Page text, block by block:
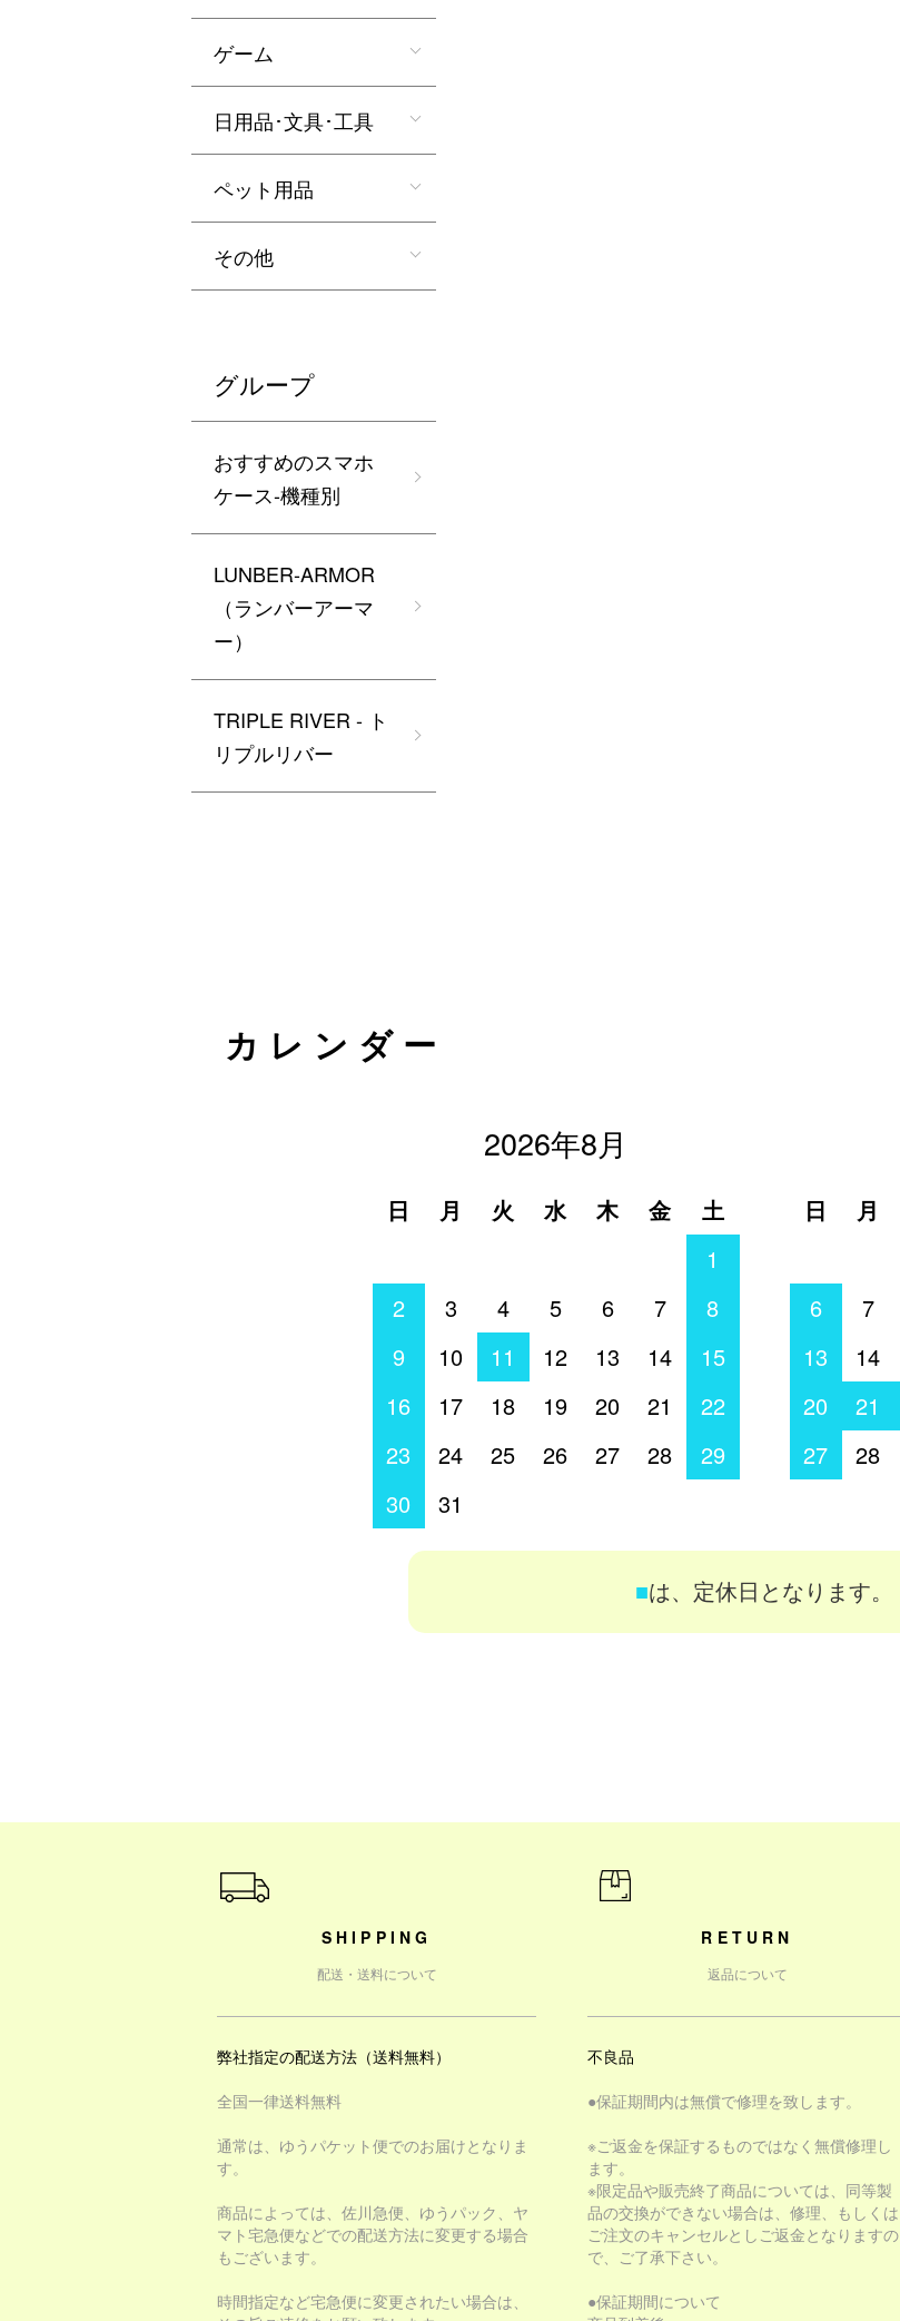
ゲーム
日用品･文具･工具
ペット用品
その他
グループ
おすすめのスマホ
ケース-機種別
LUNBER-ARMOR
（ランバーアーマ
ー）
TRIPLE RIVER - ト
リプルリバー
カレンダー
2026年8月
日 月 火 水 木 金
土
1
2
3 4 5 6 7
8
9
10 11 12 13 14
15
16
17 18 19 20 21
22
23
24 25 26 27 28
29
30
31
日 月
6
7
13
14
20
21
27
28
■は、定休日となります。
ショッピングガイド
SHIPPING
配送・送料について
弊社指定の配送方法（送料無料）
全国一律送料無料
通常は、ゆうパケット便でのお届けとなりま
す。
商品によっては、佐川急便、ゆうパック、ヤ
マト宅急便などでの配送方法に変更する場合
もございます。
時間指定など宅急便に変更されたい場合は、
RETURN
返品について
不良品
●保証期間内は無償で修理を致します。
※ご返金を保証するものではなく無償修理し
ます。
※限定品や販売終了商品については、同等製
品の交換ができない場合は、修理、もしくは
ご注文のキャンセルとしご返金となりますの
で、ご了承下さい。
●保証期間について